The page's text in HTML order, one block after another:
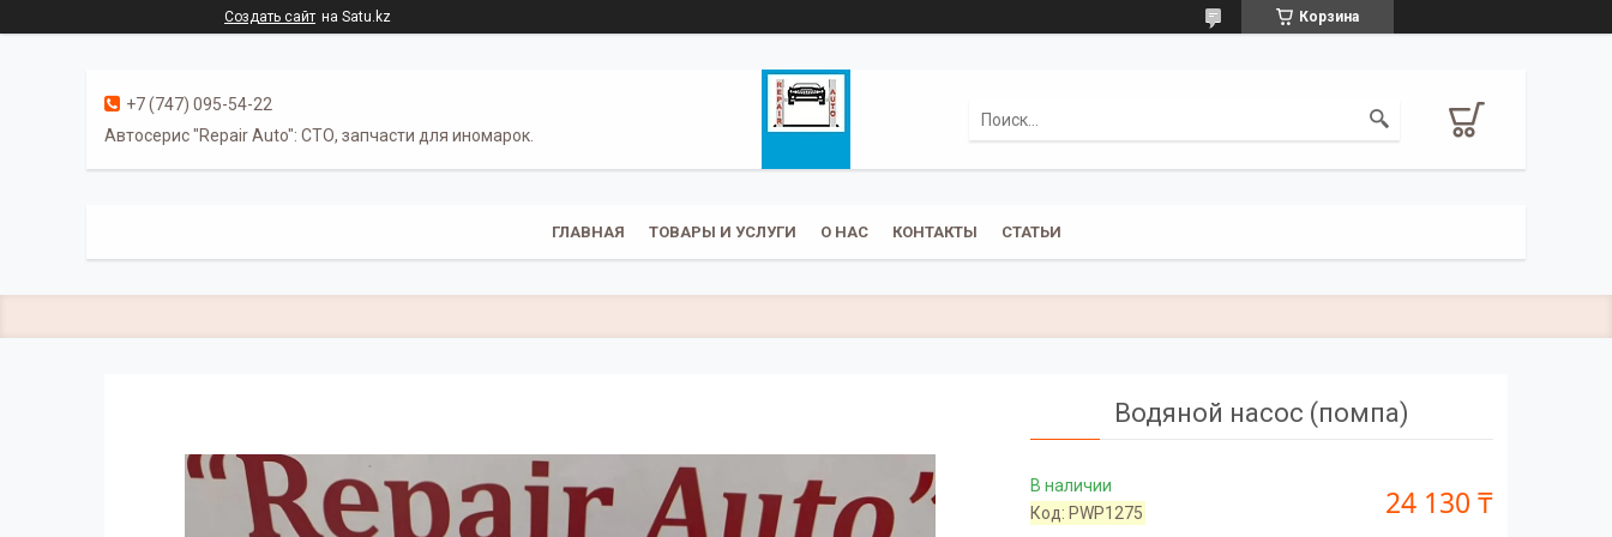
Создать сайт на Satu.kz Корзина
+7 (747) 095-54-22
Автосерис "Repair Auto": СТО, запчасти для иномарок.
ГЛАВНАЯ ТОВАРЫ И УСЛУГИ О НАС КОНТАКТЫ СТАТЬИ
Водяной насос (помпа)
В наличии
Код: PWP1275 24 130 ₸